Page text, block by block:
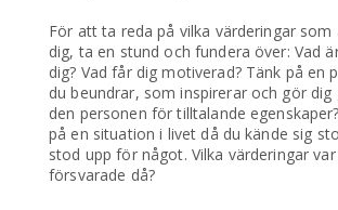
För att ta reda på vilka värderingar
dig, ta en stund och fundera över: Vad
dig? Vad får dig motiverad? Tänk på en
du beundrar, som inspirerar och gör dig
den personen för tilltalande
på en situation i livet då du kände sig
stod upp för något. Vilka värderingar
försvarade då?